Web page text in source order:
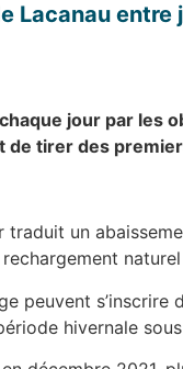
Lacanau
jour par les
de tirer des
traduit un
peuvent
hivernale